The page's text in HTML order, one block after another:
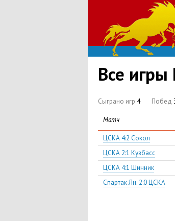
Все
Сыграно игр 4 Побед
Матч
ЦСКА 4:2 Сокол
ЦСКА 2:1 Кузбасс
ЦСКА 4:1 Шинник
Спартак Лн. 2:0 ЦСКА